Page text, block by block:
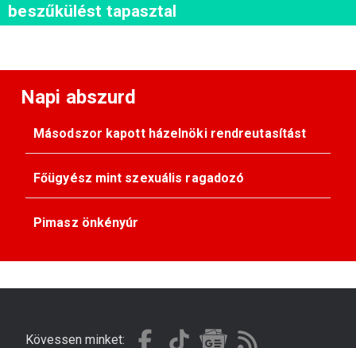
beszűkülést tapasztal
Napi abszurd
Másodszor kapott házelnöki rendreutasítást
Főügyész mint szexuális ragadozó
Pimasz önkényúr
Kövessen minket: